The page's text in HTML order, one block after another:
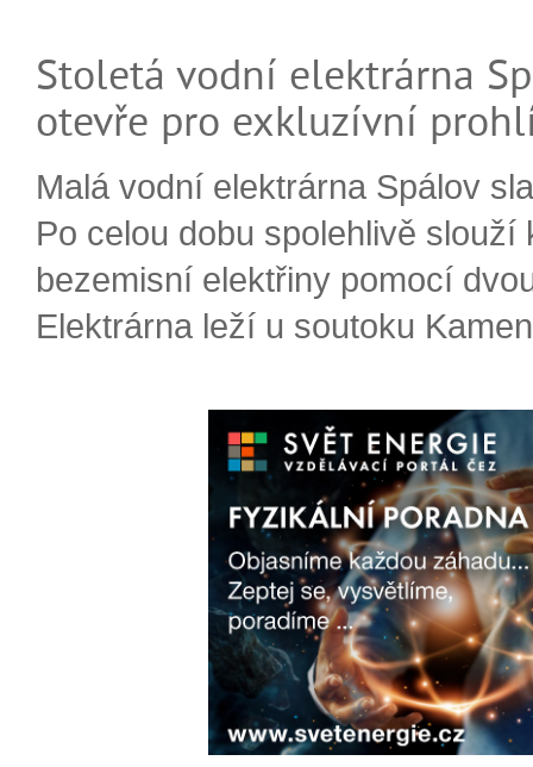
Stoletá vodní elektrárna
otevře pro exkluzívní
Malá vodní elektrárna Spálov
Po celou dobu spolehlivě slouží
bezemisní elektřiny pomocí
Elektrárna leží u soutoku